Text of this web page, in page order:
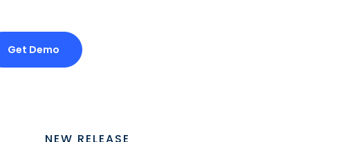
Get Demo